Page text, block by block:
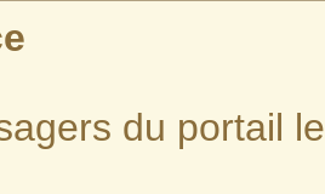
du portail